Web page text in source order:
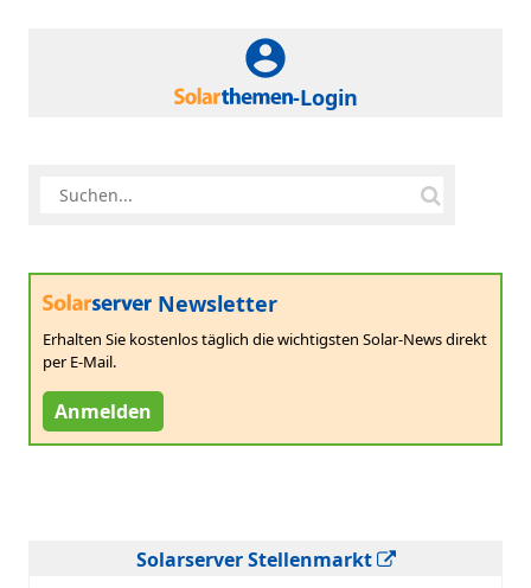
-Login
Newsletter
Erhalten Sie kostenlos täglich die wichtigsten Solar-News direkt
per E-Mail.
Anmelden
Solarserver Stellenmarkt